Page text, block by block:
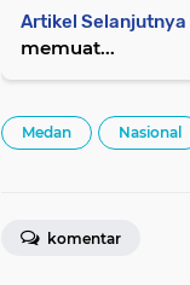
Artikel Selanjutnya
memuat...
Medan Nasional
komentar